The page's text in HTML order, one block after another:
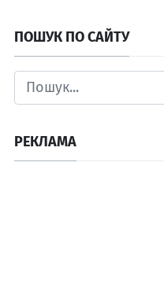
ПОШУК ПО САЙТУ
РЕКЛАМА